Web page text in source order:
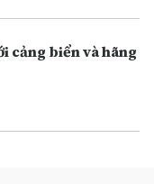
cảng biển và hãng